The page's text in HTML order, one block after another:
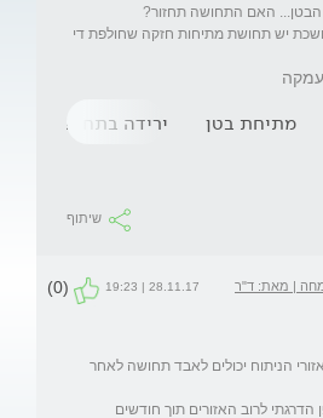
יש תחושת מתיחות חזקה שחולפת די
מתיחת בטן ירידה בתחושה
שיתוף
| מאת: ד"ר
28.11.17 | 19:23
(0)
הניתוח יכולים לאבד תחושה לאחר
לרוב האזורים תוך חודשים